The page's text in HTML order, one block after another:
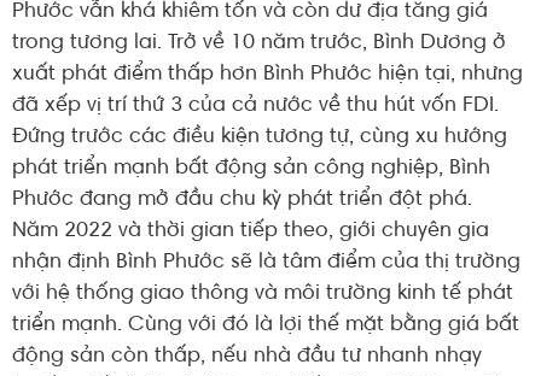
Phước vẫn khá khiêm tốn và còn dư địa tăng giá
trong tương lai. Trở về 10 năm trước, Bình Dương ở
xuất phát điểm thấp hơn Bình Phước hiện tại, nhưng
đã xếp vị trí thứ 3 của cả nước về thu hút vốn FDI.
Đứng trước các điều kiện tương tự, cùng xu hướng
phát triển mạnh bất động sản công nghiệp, Bình
Phước đang mở đầu chu kỳ phát triển đột phá.
Năm 2022 và thời gian tiếp theo, giới chuyên gia
nhận định Bình Phước sẽ là tâm điểm của thị trường
với hệ thống giao thông và môi trường kinh tế phát
triển mạnh. Cùng với đó là lợi thế mặt bằng giá bất
động sản còn thấp, nếu nhà đầu tư nhanh nhạy